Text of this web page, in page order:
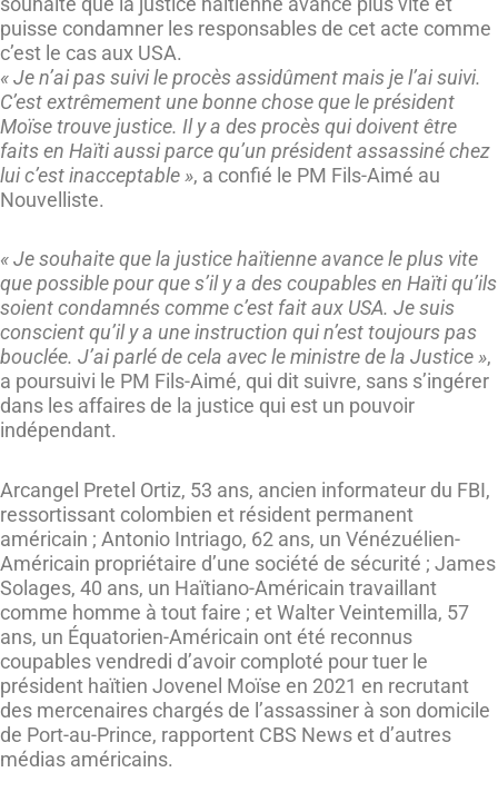
puisse condamner les responsables de cet acte comme
c’est le cas aux USA.
« Je n’ai pas suivi le procès assidûment mais je l’ai suivi.
C’est extrêmement une bonne chose que le président
Moïse trouve justice. Il y a des procès qui doivent être
faits en Haïti aussi parce qu’un président assassiné chez
lui c’est inacceptable », a confié le PM Fils-Aimé au
Nouvelliste.
« Je souhaite que la justice haïtienne avance le plus vite
que possible pour que s’il y a des coupables en Haïti qu’ils
soient condamnés comme c’est fait aux USA. Je suis
conscient qu’il y a une instruction qui n’est toujours pas
bouclée. J’ai parlé de cela avec le ministre de la Justice »,
a poursuivi le PM Fils-Aimé, qui dit suivre, sans s’ingérer
dans les affaires de la justice qui est un pouvoir
indépendant.
Arcangel Pretel Ortiz, 53 ans, ancien informateur du FBI,
ressortissant colombien et résident permanent
américain ; Antonio Intriago, 62 ans, un Vénézuélien-
Américain propriétaire d’une société de sécurité ; James
Solages, 40 ans, un Haïtiano-Américain travaillant
comme homme à tout faire ; et Walter Veintemilla, 57
ans, un Équatorien-Américain ont été reconnus
coupables vendredi d’avoir comploté pour tuer le
président haïtien Jovenel Moïse en 2021 en recrutant
des mercenaires chargés de l’assassiner à son domicile
de Port-au-Prince, rapportent CBS News et d’autres
médias américains.